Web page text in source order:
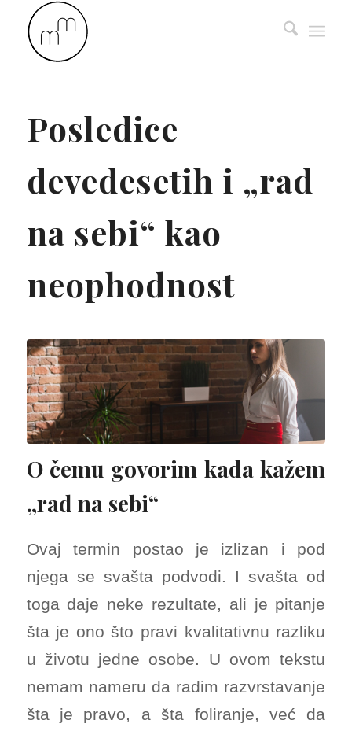
Posledice
devedesetih i „rad
na sebi“ kao
neophodnost
O čemu govorim kada kažem
„rad na sebi“
Ovaj termin postao je izlizan i pod
njega se svašta podvodi. I svašta od
toga daje neke rezultate, ali je pitanje
šta je ono što pravi kvalitativnu razliku
u životu jedne osobe. U ovom tekstu
nemam nameru da radim razvrstavanje
šta je pravo, a šta foliranje, već da